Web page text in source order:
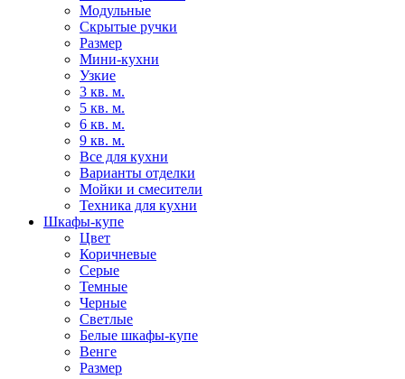
Модульные
Скрытые ручки
Размер
Мини-кухни
Узкие
3 кв. м.
5 кв. м.
6 кв. м.
9 кв. м.
Все для кухни
Варианты отделки
Мойки и смесители
Техника для кухни
Шкафы-купе
Цвет
Коричневые
Серые
Темные
Черные
Светлые
Белые шкафы-купе
Венге
Размер